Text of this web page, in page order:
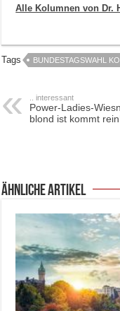
Alle Kolumnen von Dr.
Tags BUNDESTAGSWAHL
.. interessant
Power-Ladies-
blond ist kommt
ähnliche Artikel